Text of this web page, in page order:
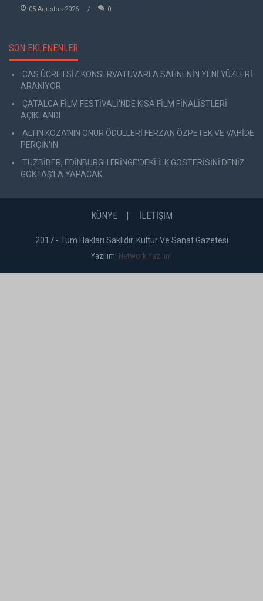
05 Agustos 2026 0
SON EKLENENLER
CAS ÜCRETSİZ KONSERVATUVARLA SAHNENİN YENİ YÜZLERİ
ARANIYOR
ÇATALCA FİLM FESTİVALİ'NDE KISA FİLM FİNALİSTLERİ
AÇIKLANDI
ALTIN KOZA'NIN ONUR ÖDÜLLERİ FERZAN ÖZPETEK VE VAHİDE
PERÇİN'İN
TUZBİBER, EDİNBURGH FRİNGE'DEKİ İLK GÖSTERİSİNİ DENİZ
GÖKTAŞ'LA YAPACAK
KÜNYE İLETİŞİM
2017 - Tüm Hakları Saklıdır. Kültür Ve Sanat Gazetesi
Yazılım: Network Yazılım